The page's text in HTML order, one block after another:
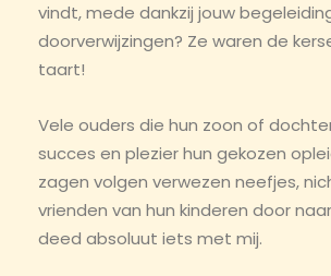
vindt, mede dankzij jouw
doorverwijzingen? Ze waren de
taart!
Vele ouders die hun zoon of
succes en plezier hun gekozen
zagen volgen verwezen neefjes,
vrienden van hun kinderen door
deed absoluut iets met mij.